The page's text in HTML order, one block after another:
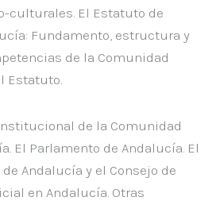
culturales. El Estatuto de
Fundamento, estructura y
de la Comunidad
Estatuto.
de la Comunidad
El Parlamento de Andalucía. El
Andalucía y el Consejo de
en Andalucía. Otras